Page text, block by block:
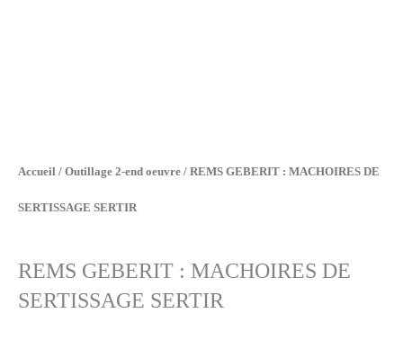
Accueil / Outillage 2-end oeuvre / REMS GEBERIT : MACHOIRES DE
SERTISSAGE SERTIR
REMS GEBERIT : MACHOIRES DE
SERTISSAGE SERTIR